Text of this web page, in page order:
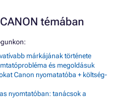
témában
márkájának története
és megoldásuk
Canon nyomatatóba + költség-
nyomtatóban: tanácsok a